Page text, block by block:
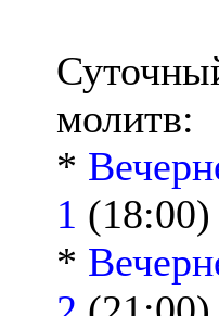
молитв:
*
1 (18:00)
*